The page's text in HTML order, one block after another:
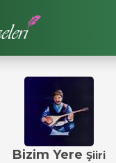
Bizim Yere Şiiri